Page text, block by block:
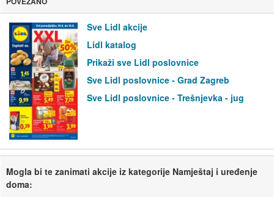
Sve Lidl akcije
Lidl katalog
Prikaži sve Lidl poslovnice
Sve Lidl poslovnice - Grad Zagreb
Sve Lidl poslovnice - Trešnjevka - jug
Mogla bi te zanimati akcije iz kategorije Namještaj i uređenje
doma: